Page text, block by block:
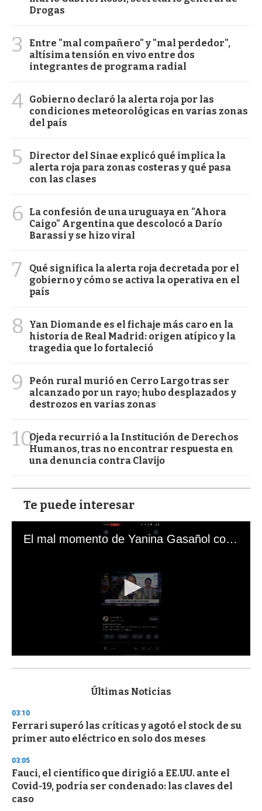
Drogas
3
Entre "mal compañero" y "mal perdedor",
altísima tensión en vivo entre dos
integrantes de programa radial
4 Gobierno declaró la alerta roja por las
condiciones meteorológicas en varias zonas
del país
5
Director del Sinae explicó qué implica la
alerta roja para zonas costeras y qué pasa
con las clases
6
La confesión de una uruguaya en "Ahora
Caigo" Argentina que descolocó a Darío
Barassi y se hizo viral
7
Qué significa la alerta roja decretada por el
gobierno y cómo se activa la operativa en el
país
8
Yan Diomande es el fichaje más caro en la
historia de Real Madrid: origen atípico y la
tragedia que lo fortaleció
9
Peón rural murió en Cerro Largo tras ser
alcanzado por un rayo; hubo desplazados y
destrozos en varias zonas
10Ojeda recurrió a la Institución de Derechos
Humanos, tras no encontrar respuesta en
una denuncia contra Clavijo
Te puede interesar
El mal momento de Yanina Gasañol con un hincha argentino en "Subrayado"
s
d
s
o
f
3
s
e
c
o
Últimas Noticias
03:10
Ferrari superó las críticas y agotó el stock de su
primer auto eléctrico en solo dos meses
03:05
Fauci, el científico que dirigió a EE.UU. ante el
Covid-19, podría ser condenado: las claves del
caso